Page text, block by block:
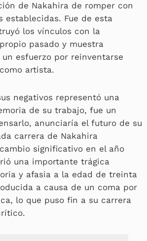
de Nakahira de romper con
establecidas. Fue de esta
los vínculos con la
pasado y muestra
esfuerzo por reinventarse
artista.
negativos representó una
de su trabajo, fue un
anunciaría el futuro de su
carrera de Nakahira
significativo en el año
una importante trágica
y afasia a la edad de treinta
a causa de un coma por
lo que puso fin a su carrera